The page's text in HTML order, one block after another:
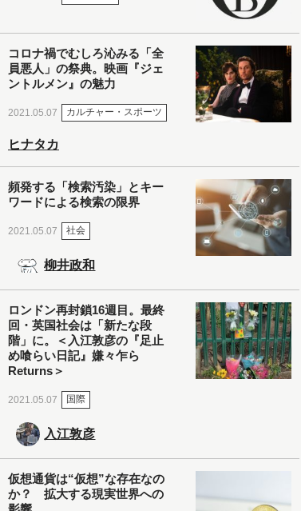
コロナ禍でむしろ沁みる「全
員悪人」の祭典。映画『ジェ
ントルメン』の魅力
2021.05.07 カルチャー・スポーツ
ヒナタカ
頻発する「検索汚染」とキー
ワードによる検索の限界
2021.05.07 社会
柳井政和
ロンドン再封鎖16週目。最終
回・英国社会は「新たな段
階」に。＜入江敦彦の『足止
め喰らい日記』嫌々乍ら
Returns＞
2021.05.07 国際
入江敦彦
仮想通貨は“仮想”な存在なの
か？ 拡大する現実世界への